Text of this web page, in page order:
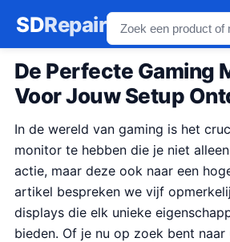
SDRepair
De Perfecte Gaming
Voor Jouw Setup
In de wereld van gaming is het
monitor te hebben die je niet
actie, maar deze ook naar een
artikel bespreken we vijf
displays die elk unieke
bieden. Of je nu op zoek bent naar